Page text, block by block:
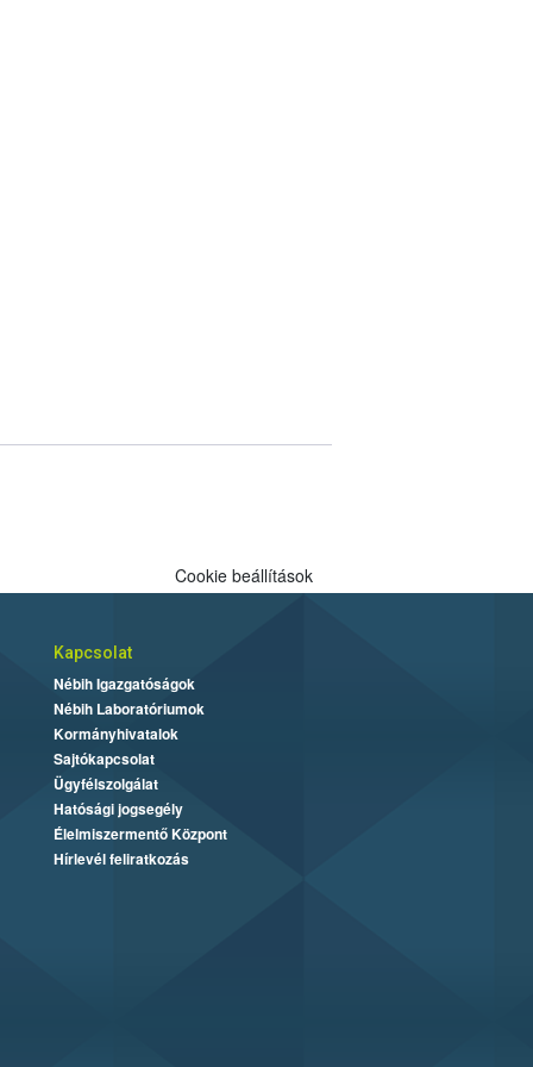
Cookie beállítások
Kapcsolat
Nébih Igazgatóságok
Nébih Laboratóriumok
Kormányhivatalok
Sajtókapcsolat
Ügyfélszolgálat
Hatósági jogsegély
Élelmiszermentő Központ
Hírlevél feliratkozás